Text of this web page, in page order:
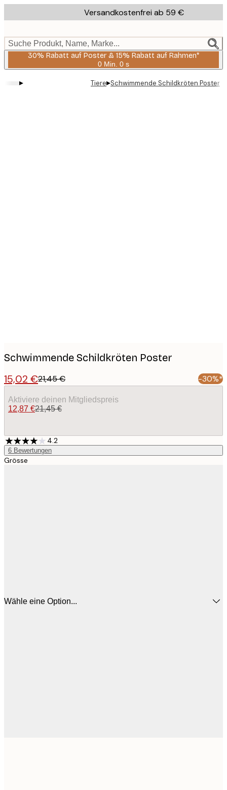
to
content.
Versandkostenfrei ab 59 €
Suche Produkt, Name, Marke...
30% Rabatt auf Poster & 15% Rabatt auf Rahmen*
0 Min. 0 s
Gültig
2026-
▸ Tiere▸Schwimmende Schildkröten Poster
Schwimmende Schildkröten Poster
15,02 €21,45 € -30%*
Aktiviere deinen Mitgliedspreis
12,87 €21,45 €
4.2
6 Bewertungen
Grösse
Wähle eine Option...